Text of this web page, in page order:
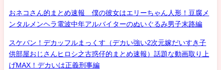
おネコさん的まとめ速報 僕の彼女はエリーちゃん人形！豆腐メ
ンタルメンヘラ電波中年アルバイターのぬいぐるみ男子末路編
スケバン！デカッフルまっくす（デカい強い2次元嫁だいすき子
供部屋おじさんヒロシ之古惑仔的まとめ速報）話題な動画取り上
げMAX！デカいは正義刑事編